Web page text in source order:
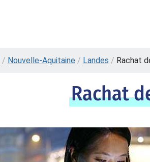
/ Nouvelle-Aquitaine / Landes / Rachat
Rachat